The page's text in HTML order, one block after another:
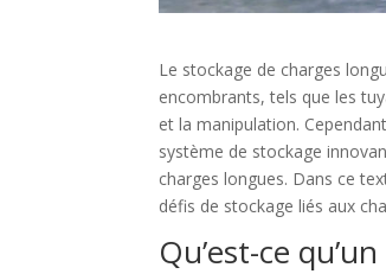
Le stockage de charges
encombrants, tels que les
et la manipulation.
système de stockage
charges longues. Dans ce
défis de stockage liés aux
Qu’est-ce